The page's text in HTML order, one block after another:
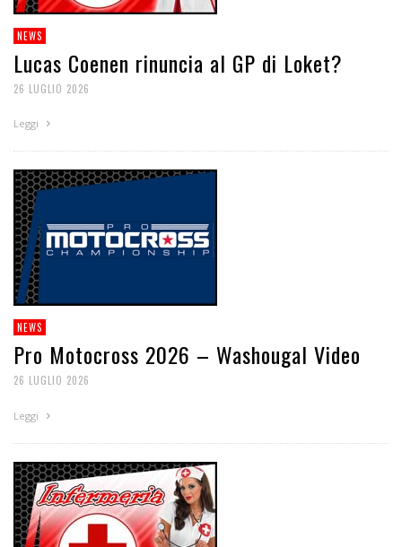
NEWS
Lucas Coenen rinuncia al GP di Loket?
26 LUGLIO 2026
Leggi
NEWS
Pro Motocross 2026 – Washougal Video
26 LUGLIO 2026
Leggi